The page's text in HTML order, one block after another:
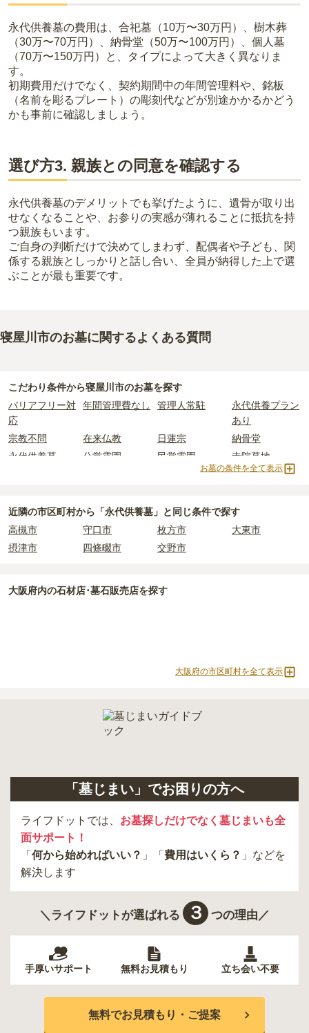
永代供養墓の費用は、合祀墓（10万〜30万円）、樹木葬
（30万〜70万円）、納骨堂（50万〜100万円）、個人墓
（70万〜150万円）と、タイプによって大きく異なりま
す。
初期費用だけでなく、契約期間中の年間管理料や、銘板
（名前を彫るプレート）の彫刻代などが別途かかるかどう
かも事前に確認しましょう。
選び方3. 親族との同意を確認する
永代供養墓のデメリットでも挙げたように、遺骨が取り出
せなくなることや、お参りの実感が薄れることに抵抗を持
つ親族もいます。
ご自身の判断だけで決めてしまわず、配偶者や子ども、関
係する親族としっかりと話し合い、全員が納得した上で選
ぶことが最も重要です。
寝屋川市のお墓に関するよくある質問
こだわり条件から寝屋川市のお墓を探す
バリアフリー対
応
年間管理費なし 管理人常駐
永代供養プラン
あり
宗教不問
在来仏教 日蓮宗
納骨堂
永代供養墓
公営霊園 民営霊園 寺院墓地
お墓の条件を全て表示
近隣の市区町村から 「永代供養墓」と同じ条件で探す
高槻市
守口市 枚方市
大東市
摂津市
四條畷市 交野市
大阪府内の石材店･墓石販売店を探す
大阪府の市区町村を全て表示
「墓じまい」でお困りの方へ
ライフドットでは、 お墓探しだけでなく墓じまいも全
面サポート！
「 何から始めればいい？ 」「 費用はいくら？ 」などを
解決します
＼ライフドットが選ばれる ３ つの理由／
手厚いサポート 無料お見積もり 立ち会い不要
無料でお見積もり・ご提案